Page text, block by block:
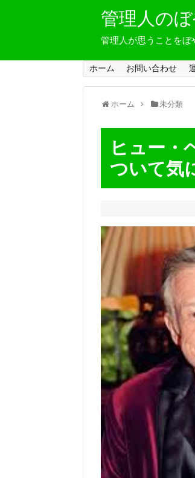
管理人のぼ
管理人が思うことをぼ
ホーム お問い合わせ
ホーム 未分類
ヒュー・
ついて気